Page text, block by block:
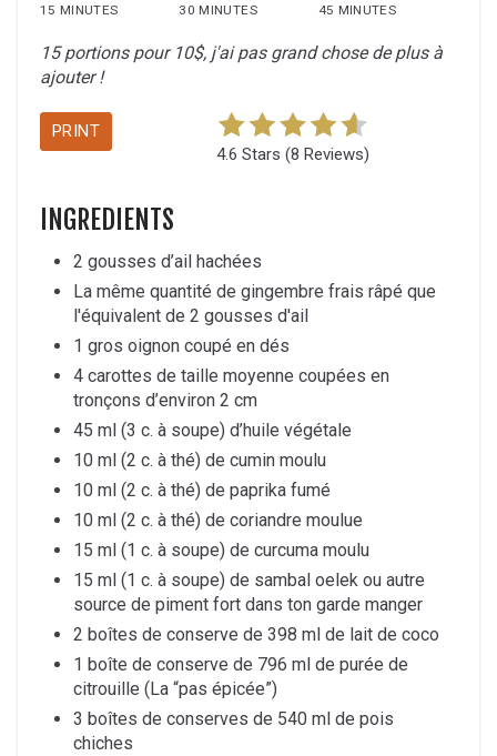
15 MINUTES
30 MINUTES
45 MINUTES
15 portions pour 10$, j'ai pas grand chose de plus à
ajouter !
PRINT
4.6 Stars (8 Reviews)
INGREDIENTS
2 gousses d’ail hachées
La même quantité de gingembre frais râpé que
l'équivalent de 2 gousses d'ail
1 gros oignon coupé en dés
4 carottes de taille moyenne coupées en
tronçons d’environ 2 cm
45 ml (3 c. à soupe) d’huile végétale
10 ml (2 c. à thé) de cumin moulu
10 ml (2 c. à thé) de paprika fumé
10 ml (2 c. à thé) de coriandre moulue
15 ml (1 c. à soupe) de curcuma moulu
15 ml (1 c. à soupe) de sambal oelek ou autre
source de piment fort dans ton garde manger
2 boîtes de conserve de 398 ml de lait de coco
1 boîte de conserve de 796 ml de purée de
citrouille (La “pas épicée”)
3 boîtes de conserves de 540 ml de pois
chiches